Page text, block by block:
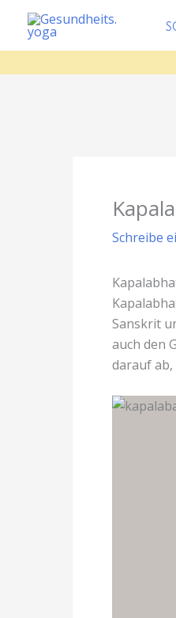
Inhalt
springen
Schreibe
Sanskrit
auch den
darauf